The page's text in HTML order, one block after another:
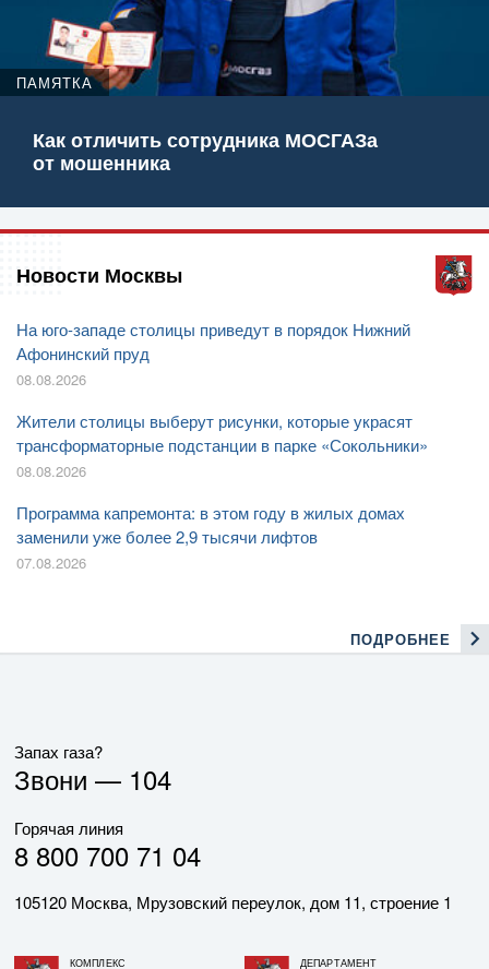
ПАМЯТКА
Как отличить сотрудника МОСГАЗа
от мошенника
Новости Москвы
На юго-западе столицы приведут в порядок Нижний
Афонинский пруд
08.08.2026
Жители столицы выберут рисунки, которые украсят
трансформаторные подстанции в парке «Сокольники»
08.08.2026
Программа капремонта: в этом году в жилых домах
заменили уже более 2,9 тысячи лифтов
07.08.2026
ПОДРОБНЕЕ
Запах газа?
Звони — 104
Горячая линия
8 800 700 71 04
105120 Москва, Мрузовский переулок, дом 11, строение 1
КОМПЛЕКС ДЕПАРТАМЕНТ